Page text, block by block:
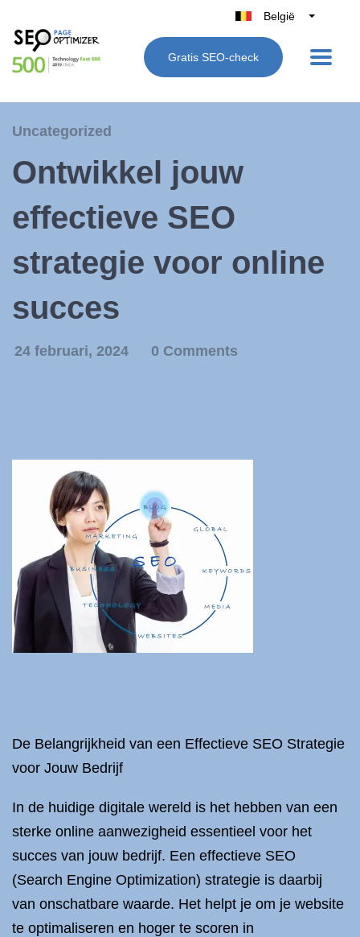
België
Belgique
Nederland
Gratis SEO-check
Uncategorized
Ontwikkel jouw
effectieve SEO
strategie voor online
succes
24 februari, 2024 0 Comments
De Belangrijkheid van een Effectieve SEO Strategie
voor Jouw Bedrijf
In de huidige digitale wereld is het hebben van een
sterke online aanwezigheid essentieel voor het
succes van jouw bedrijf. Een effectieve SEO
(Search Engine Optimization) strategie is daarbij
van onschatbare waarde. Het helpt je om je website
te optimaliseren en hoger te scoren in